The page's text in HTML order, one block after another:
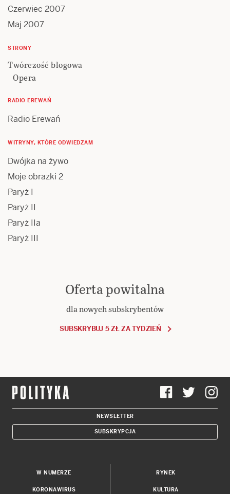
Czerwiec 2007
Maj 2007
STRONY
Twórczość blogowa
Opera
RADIO EREWAŃ
Radio Erewań
WITRYNY, KTÓRE ODWIEDZAM
Dwójka na żywo
Moje obrazki 2
Paryż I
Paryż II
Paryż IIa
Paryż III
Oferta powitalna
dla nowych subskrybentów
SUBSKRYBUJ 5 ZŁ ZA TYDZIEŃ
NEWSLETTER
SUBSKRYPCJA
W NUMERZE
KORONAWIRUS
RYNEK
KULTURA